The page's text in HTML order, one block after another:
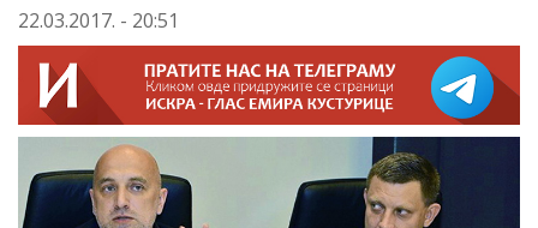
22.03.2017. - 20:51